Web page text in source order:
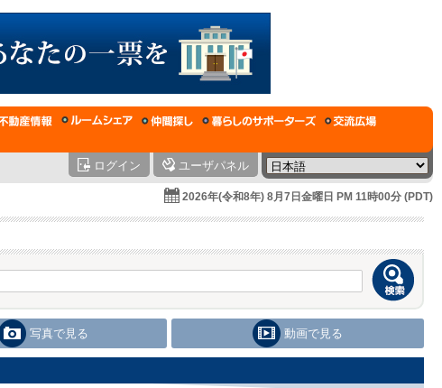
ログイン ユーザパネル
2026年(令和8年) 8月7日金曜日 PM 11時00分 (PDT)
写真で見る 動画で見る